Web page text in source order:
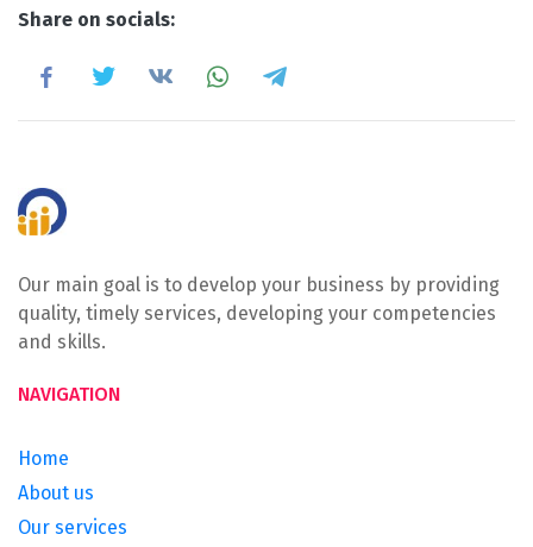
Share on socials:
Our main goal is to develop your business by providing
quality, timely services, developing your competencies
and skills.
NAVIGATION
Home
About us
Our services